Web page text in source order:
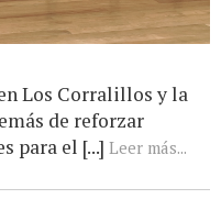
Los Corralillos y la
de reforzar
para el [...] Leer más...